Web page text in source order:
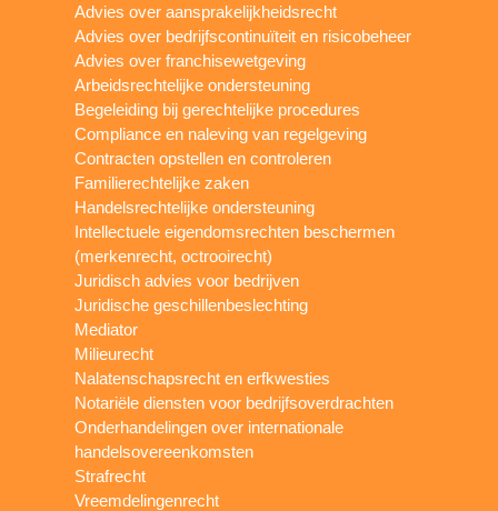
Advies over aansprakelijkheidsrecht
Advies over bedrijfscontinuïteit en risicobeheer
Advies over franchisewetgeving
Arbeidsrechtelijke ondersteuning
Begeleiding bij gerechtelijke procedures
Compliance en naleving van regelgeving
Contracten opstellen en controleren
Familierechtelijke zaken
Handelsrechtelijke ondersteuning
Intellectuele eigendomsrechten beschermen
(merkenrecht, octrooirecht)
Juridisch advies voor bedrijven
Juridische geschillenbeslechting
Mediator
Milieurecht
Nalatenschapsrecht en erfkwesties
Notariële diensten voor bedrijfsoverdrachten
Onderhandelingen over internationale
handelsovereenkomsten
Strafrecht
Vreemdelingenrecht